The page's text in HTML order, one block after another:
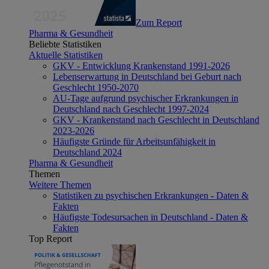
Zum Report
Pharma & Gesundheit
Beliebte Statistiken
Aktuelle Statistiken
GKV - Entwicklung Krankenstand 1991-2026
Lebenserwartung in Deutschland bei Geburt nach
Geschlecht 1950-2070
AU-Tage aufgrund psychischer Erkrankungen in
Deutschland nach Geschlecht 1997-2024
GKV - Krankenstand nach Geschlecht in Deutschland
2023-2026
Häufigste Gründe für Arbeitsunfähigkeit in
Deutschland 2024
Pharma & Gesundheit
Themen
Weitere Themen
Statistiken zu psychischen Erkrankungen - Daten &
Fakten
Häufigste Todesursachen in Deutschland - Daten &
Fakten
Top Report